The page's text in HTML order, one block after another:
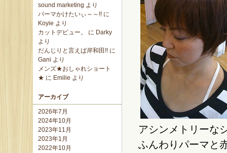
sound marketing より
パーマかけたいぃ～～!! に
Koyie より
カットデビュー。
に Darky
より
だんじりと言えば岸和田!! に
Gani より
メンズ★おしゃれショート
★ に Emilie より
アーカイブ
2026年7月
2024年10月
2023年11月
2023年1月
2022年10月
アシンメトリーな
ふんわりパーマと